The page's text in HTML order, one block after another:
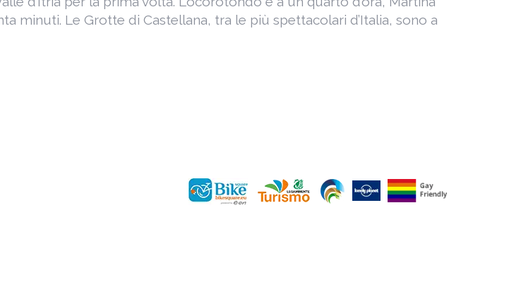
minuti. Le Grotte di Castellana, tra le più spettacolari d’Italia, sono a